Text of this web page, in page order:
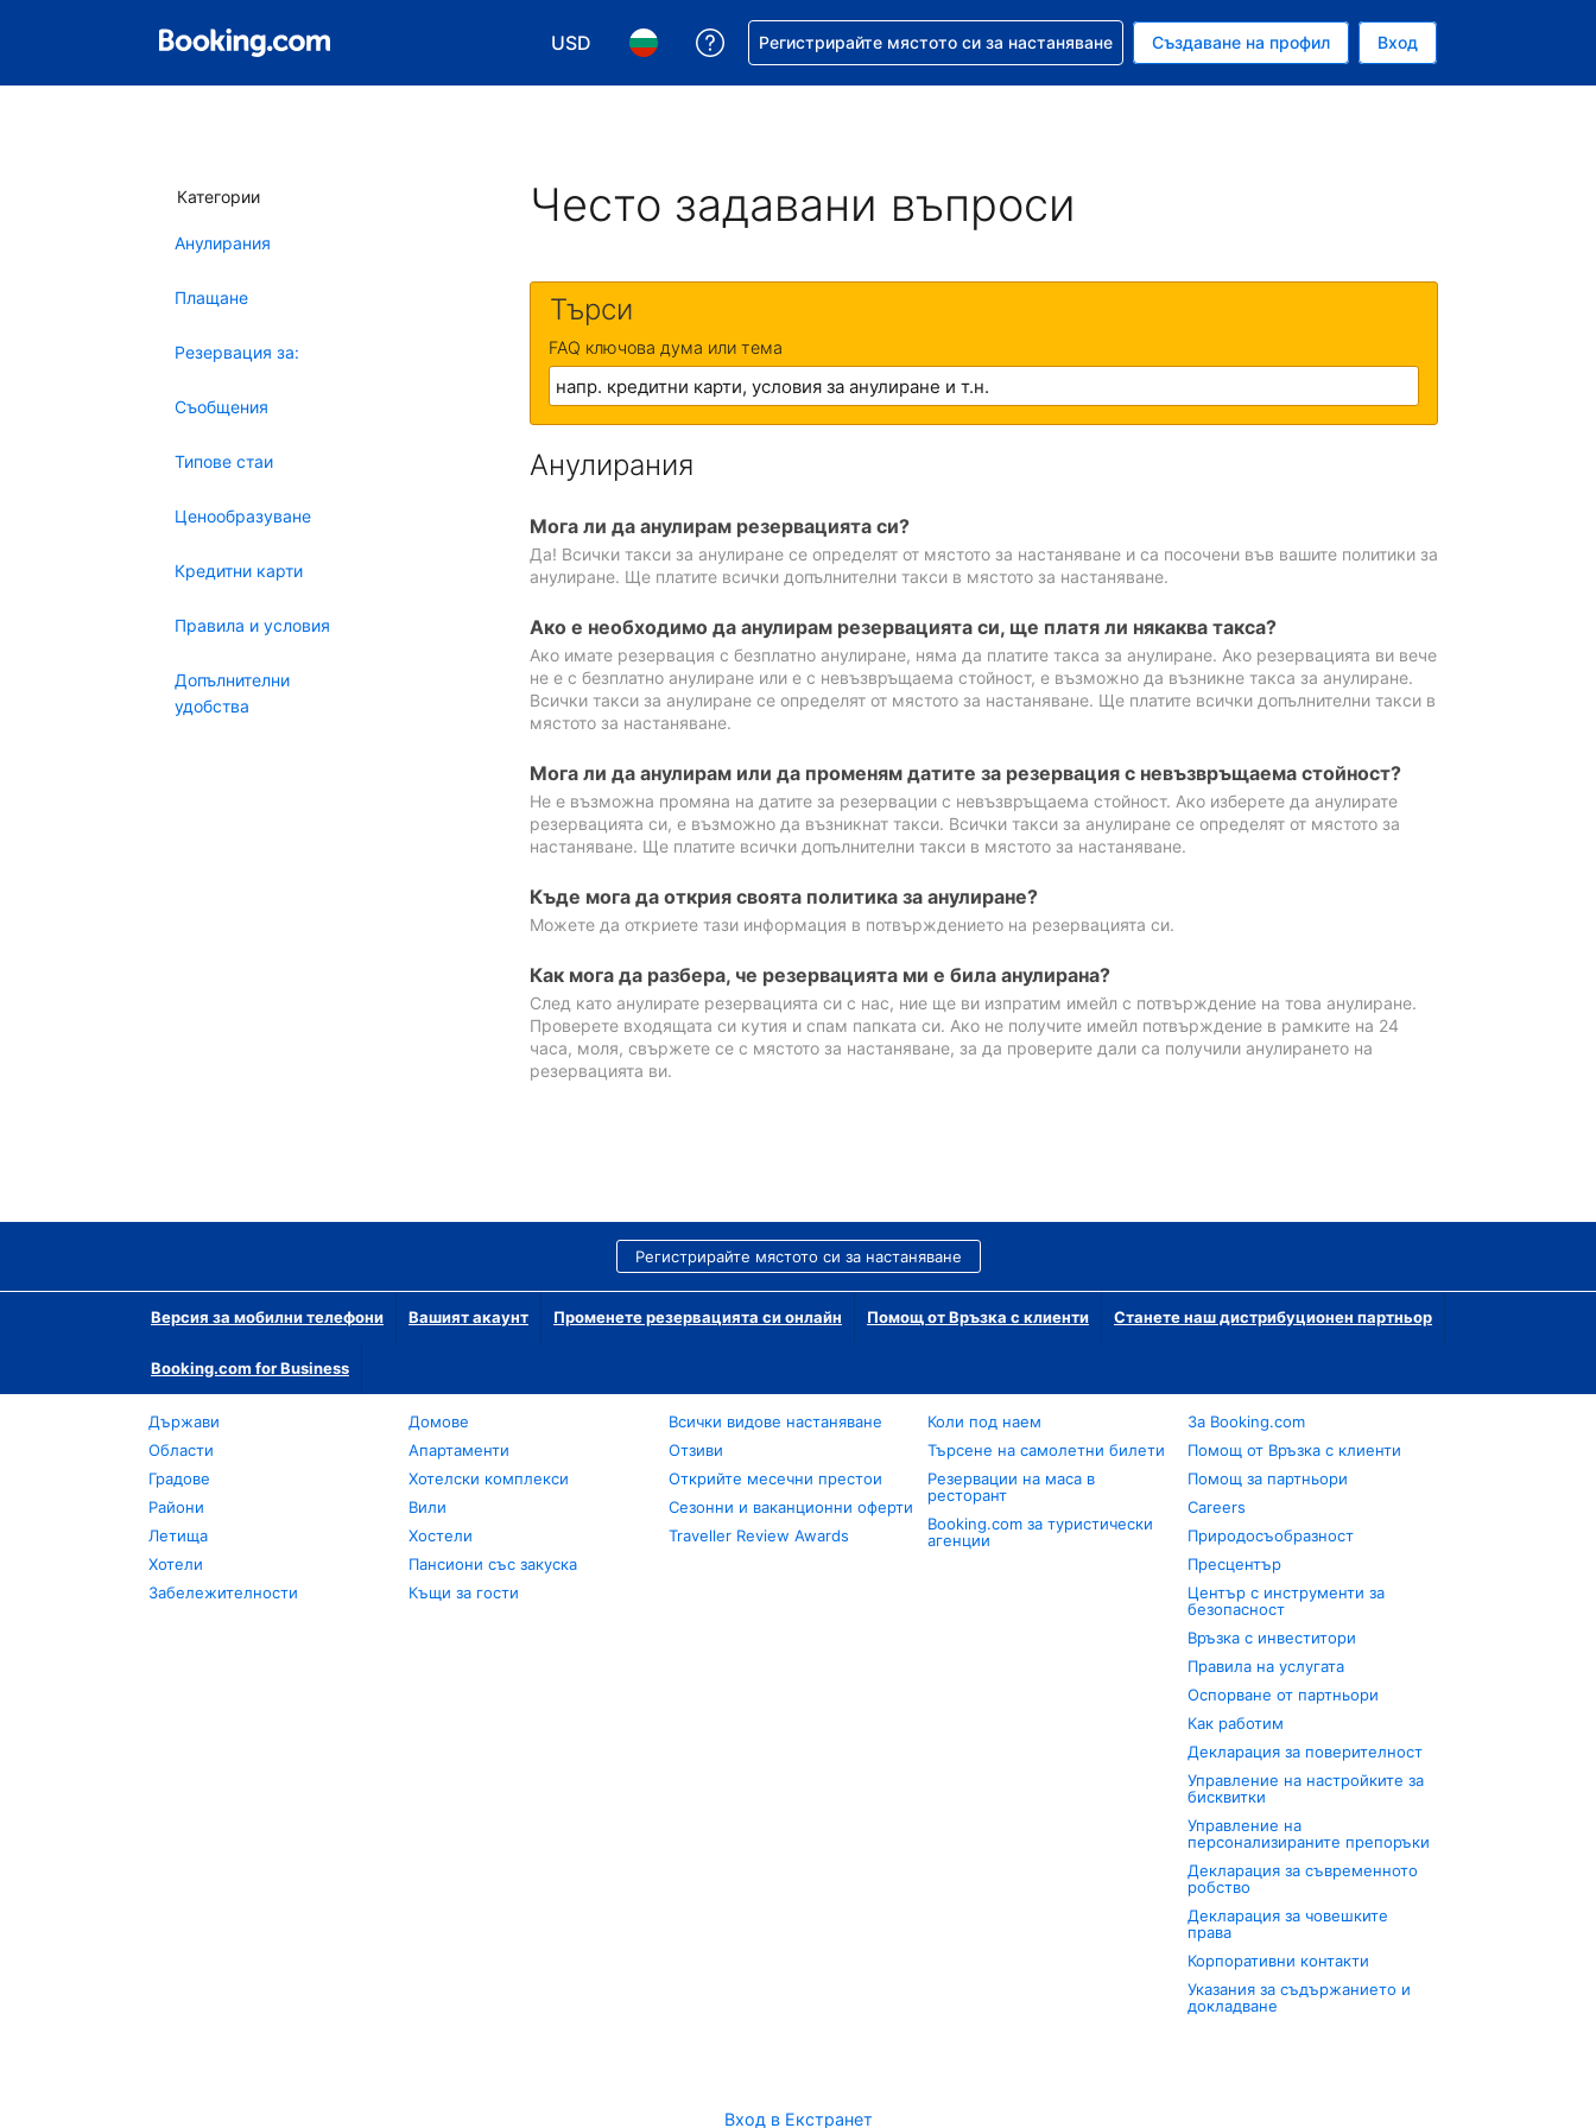
USD
Избор на валута. Избрана валута - Американски долар
Избор на език. Избран език - Български
Помощ с резервацията ви
Регистрирайте мястото си за настаняване Създаване на профил Вход
Категории
Анулирания
Плащане
Резервация за:
Съобщения
Типове стаи
Ценообразуване
Кредитни карти
Правила и условия
Допълнителни
удобства
Често задавани въпроси
Търси
FAQ ключова дума или тема
Анулирания
Мога ли да анулирам резервацията си?
Да! Всички такси за анулиране се определят от мястото за настаняване и са посочени във вашите политики за
анулиране. Ще платите всички допълнителни такси в мястото за настаняване.
Ако е необходимо да анулирам резервацията си, ще платя ли някаква такса?
Ако имате резервация с безплатно анулиране, няма да платите такса за анулиране. Ако резервацията ви вече
не е с безплатно анулиране или е с невъзвръщаема стойност, е възможно да възникне такса за анулиране.
Всички такси за анулиране се определят от мястото за настаняване. Ще платите всички допълнителни такси в
мястото за настаняване.
Мога ли да анулирам или да променям датите за резервация с невъзвръщаема стойност?
Не е възможна промяна на датите за резервации с невъзвръщаема стойност. Ако изберете да анулирате
резервацията си, е възможно да възникнат такси. Всички такси за анулиране се определят от мястото за
настаняване. Ще платите всички допълнителни такси в мястото за настаняване.
Къде мога да открия своята политика за анулиране?
Можете да откриете тази информация в потвърждението на резервацията си.
Как мога да разбера, че резервацията ми е била анулирана?
След като анулирате резервацията си с нас, ние ще ви изпратим имейл с потвърждение на това анулиране.
Проверете входящата си кутия и спам папката си. Ако не получите имейл потвърждение в рамките на 24
часа, моля, свържете се с мястото за настаняване, за да проверите дали са получили анулирането на
резервацията ви.
Регистрирайте мястото си за настаняване
Версия за мобилни телефони Вашият акаунт Променете резервацията си онлайн Помощ от Връзка с клиенти Станете наш дистрибуционен партньор
Booking.com for Business
Държави
Области
Градове
Райони
Летища
Хотели
Забележителности
Домове
Апартаменти
Хотелски комплекси
Вили
Хостели
Пансиони със закуска
Къщи за гости
Всички видове настаняване
Отзиви
Открийте месечни престои
Сезонни и ваканционни оферти
Traveller Review Awards
Коли под наем
Търсене на самолетни билети
Резервации на маса в
ресторант
Booking.com за туристически
агенции
За Booking.com
Помощ от Връзка с клиенти
Помощ за партньори
Careers
Природосъобразност
Пресцентър
Център с инструменти за
безопасност
Връзка с инвеститори
Правила на услугата
Оспорване от партньори
Как работим
Декларация за поверителност
Управление на настройките за
бисквитки
Управление на
персонализираните препоръки
Декларация за съвременното
робство
Декларация за човешките
права
Корпоративни контакти
Указания за съдържанието и
докладване
Вход в Екстранет